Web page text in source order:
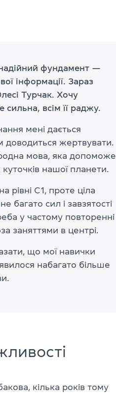
фундамент —
інформації. Зараз
Турчак. Хочу
всім її раджу.
мені дається
доводиться жертвувати.
мова, яка допоможе
нашої планети.
рівні С1, проте ціла
багато сил і завзятості
у частому повторенні
заняттями в центрі.
що мої навички
набагато більше
кілька років тому